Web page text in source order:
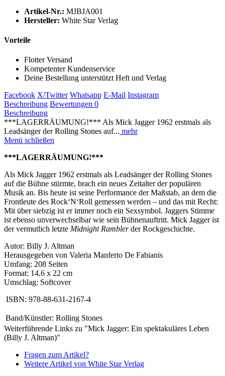
Artikel-Nr.: MJBJA001
Hersteller: White Star Verlag
Vorteile
Flotter Versand
Kompetenter Kundenservice
Deine Bestellung unterstützt Heft und Verlag
Facebook X/Twitter Whatsapp E-Mail Instagram
Beschreibung Bewertungen 0
Beschreibung
***LAGERRÄUMUNG!*** Als Mick Jagger 1962 erstmals als
Leadsänger der Rolling Stones auf... mehr
Menü schließen
***LAGERRÄUMUNG!***
Als Mick Jagger 1962 erstmals als Leadsänger der Rolling Stones
auf die Bühne stürmte, brach ein neues Zeitalter der populären
Musik an. Bis heute ist seine Performance der Maßstab, an dem die
Frontleute des Rock‘N‘Roll gemessen werden – und das mit Recht:
Mit über siebzig ist er immer noch ein Sexsymbol. Jaggers Stimme
ist ebenso unverwechselbar wie sein Bühnenauftritt. Mick Jagger ist
der vermutlich letzte Midnight Ramblerder Rockgeschichte.
Autor: Billy J. Altman
Herausgegeben von Valeria Manferto De Fabianis
Umfang: 208 Seiten
Format: 14,6 x 22 cm
Umschlag: Softcover
ISBN: 978-88-631-2167-4
Band/Künstler: Rolling Stones
Weiterführende Links zu "Mick Jagger: Ein spektakuläres Leben
(Billy J. Altman)"
Fragen zum Artikel?
Weitere Artikel von White Star Verlag